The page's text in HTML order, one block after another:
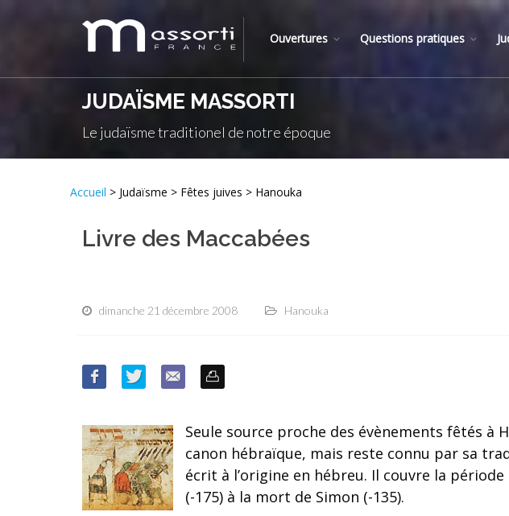
Ouvertures Questions pratiques
JUDAÏSME MASSORTI
Le judaïsme traditionel de notre époque
Accueil > Judaïsme > Fêtes juives > Hanouka
Livre des Maccabées
dimanche 21 décembre 2008 Hanouka
Seule source proche des évènements fêtés à
canon hébraïque, mais reste connu par sa
écrit à l’origine en hébreu. Il couvre la
(-175) à la mort de Simon (-135).